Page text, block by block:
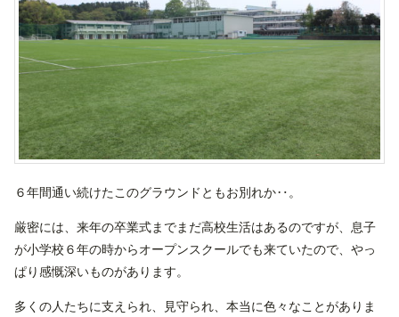
６年間通い続けたこのグラウンドともお別れか‥。
厳密には、来年の卒業式までまだ高校生活はあるのですが、息子
が小学校６年の時からオープンスクールでも来ていたので、やっ
ぱり感慨深いものがあります。
多くの人たちに支えられ、見守られ、本当に色々なことがありま